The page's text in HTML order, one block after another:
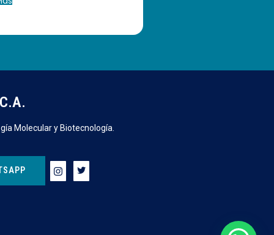
Molecular y Biotecnología.